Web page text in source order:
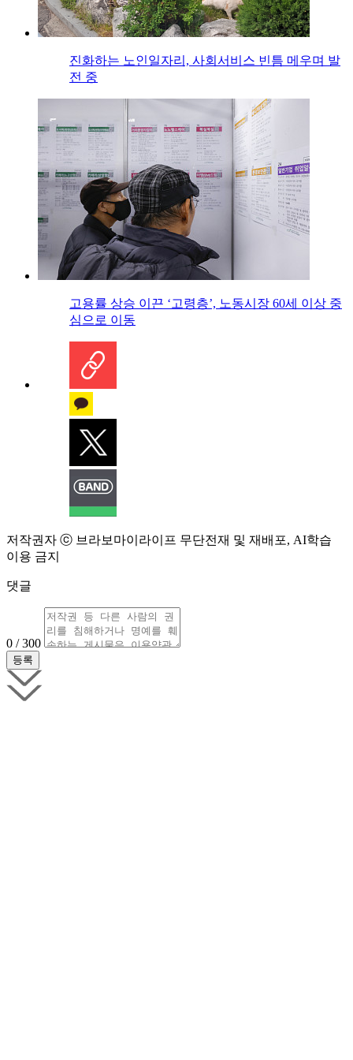
진화하는 노인일자리, 사회서비스 빈틈 메우며 발
전 중
고용률 상승 이끈 ‘고령층’, 노동시장 60세 이상 중
심으로 이동
저작권자 ⓒ 브라보마이라이프 무단전재 및 재배포, AI학습
이용 금지
댓글
0 / 300